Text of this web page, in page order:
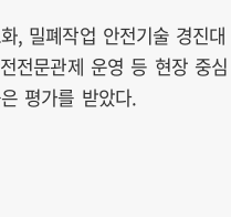
, 밀폐작업 안전기술 경진대
전문관제 운영 등 현장 중심
평가를 받았다.